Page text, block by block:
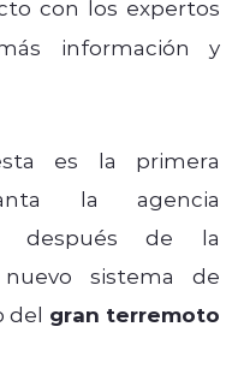
con los expertos
información y
es la primera
la agencia
después de la
sistema de
del gran terremoto